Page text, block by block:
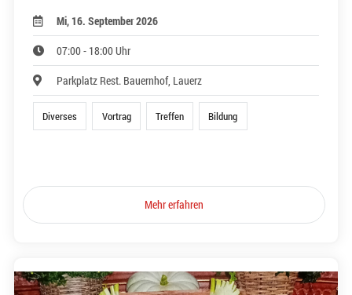
Mi, 16. September 2026
07:00 - 18:00 Uhr
Parkplatz Rest. Bauernhof, Lauerz
Diverses Vortrag Treffen Bildung
Mehr erfahren